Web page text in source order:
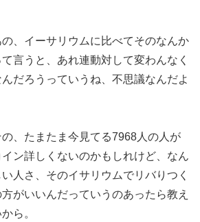
、イーサリウムに比べてそのなんか
言うと、あれ連動対して変わんなく
だろうっていうね、不思議なんだよ
、たまたま今見てる7968人の人が
ン詳しくないのかもしれけど、なん
人さ、そのイサリウムでリバりつく
がいいんだっていうのあったら教え
ら。